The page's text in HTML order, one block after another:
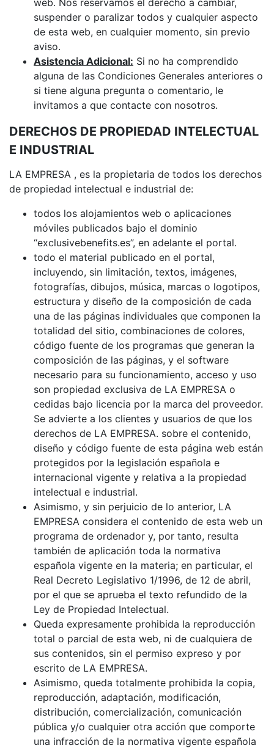
web. Nos reservamos el derecho a cambiar,
suspender o paralizar todos y cualquier aspecto
de esta web, en cualquier momento, sin previo
aviso.
Asistencia Adicional: Si no ha comprendido
alguna de las Condiciones Generales anteriores o
si tiene alguna pregunta o comentario, le
invitamos a que contacte con nosotros.
DERECHOS DE PROPIEDAD INTELECTUAL
E INDUSTRIAL
LA EMPRESA , es la propietaria de todos los derechos
de propiedad intelectual e industrial de:
todos los alojamientos web o aplicaciones
móviles publicados bajo el dominio
“exclusivebenefits.es”, en adelante el portal.
todo el material publicado en el portal,
incluyendo, sin limitación, textos, imágenes,
fotografías, dibujos, música, marcas o logotipos,
estructura y diseño de la composición de cada
una de las páginas individuales que componen la
totalidad del sitio, combinaciones de colores,
código fuente de los programas que generan la
composición de las páginas, y el software
necesario para su funcionamiento, acceso y uso
son propiedad exclusiva de LA EMPRESA o
cedidas bajo licencia por la marca del proveedor.
Se advierte a los clientes y usuarios de que los
derechos de LA EMPRESA. sobre el contenido,
diseño y código fuente de esta página web están
protegidos por la legislación española e
internacional vigente y relativa a la propiedad
intelectual e industrial.
Asimismo, y sin perjuicio de lo anterior, LA
EMPRESA considera el contenido de esta web un
programa de ordenador y, por tanto, resulta
también de aplicación toda la normativa
española vigente en la materia; en particular, el
Real Decreto Legislativo 1/1996, de 12 de abril,
por el que se aprueba el texto refundido de la
Ley de Propiedad Intelectual.
Queda expresamente prohibida la reproducción
total o parcial de esta web, ni de cualquiera de
sus contenidos, sin el permiso expreso y por
escrito de LA EMPRESA.
Asimismo, queda totalmente prohibida la copia,
reproducción, adaptación, modificación,
distribución, comercialización, comunicación
pública y/o cualquier otra acción que comporte
una infracción de la normativa vigente española